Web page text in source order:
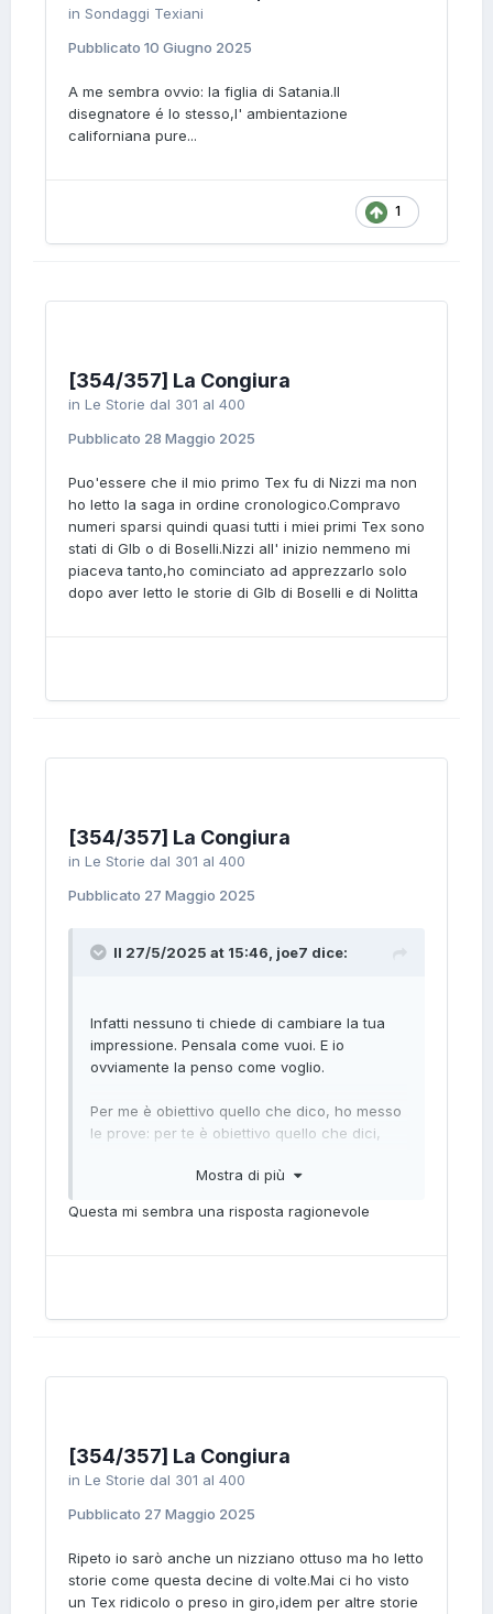
in Sondaggi Texiani
Pubblicato 10 Giugno 2025
A me sembra ovvio: la figlia di Satania.Il
disegnatore é lo stesso,l' ambientazione
californiana pure...
1
[354/357] La Congiura
in Le Storie dal 301 al 400
Pubblicato 28 Maggio 2025
Puo'essere che il mio primo Tex fu di Nizzi ma non
ho letto la saga in ordine cronologico.Compravo
numeri sparsi quindi quasi tutti i miei primi Tex sono
stati di Glb o di Boselli.Nizzi all' inizio nemmeno mi
piaceva tanto,ho cominciato ad apprezzarlo solo
dopo aver letto le storie di Glb di Boselli e di Nolitta
[354/357] La Congiura
in Le Storie dal 301 al 400
Pubblicato 27 Maggio 2025
Il 27/5/2025 at 15:46, joe7 dice:
Infatti nessuno ti chiede di cambiare la tua
impressione. Pensala come vuoi. E io
ovviamente la penso come voglio.
Per me è obiettivo quello che dico, ho messo
le prove: per te è obiettivo quello che dici,
tempo tutti e due.Mostra di più
Questa mi sembra una risposta ragionevole
[354/357] La Congiura
in Le Storie dal 301 al 400
Pubblicato 27 Maggio 2025
Ripeto io sarò anche un nizziano ottuso ma ho letto
storie come questa decine di volte.Mai ci ho visto
un Tex ridicolo o preso in giro,idem per altre storie